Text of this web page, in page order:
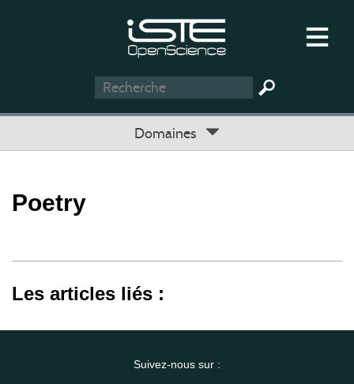
Domaines
Poetry
Les articles liés :
Suivez-nous sur :